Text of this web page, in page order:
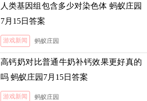
人类基因组包含多少对染色体 蚂蚁庄园
7月15日答案
游戏新闻 蚂蚁庄园
高钙奶对比普通牛奶补钙效果更好真的
吗 蚂蚁庄园7月15日答案
游戏新闻 蚂蚁庄园